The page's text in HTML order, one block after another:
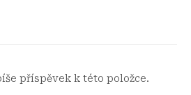
příspěvek k této položce.